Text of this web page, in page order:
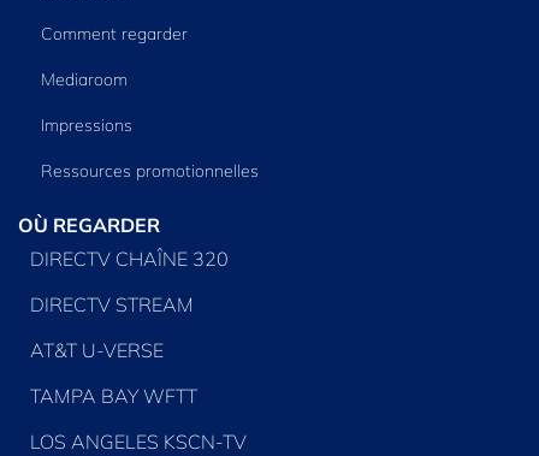
Comment regarder
Mediaroom
Impressions
Ressources promotionnelles
OÙ REGARDER
DIRECTV CHAÎNE 320
DIRECTV STREAM
AT&T U-VERSE
TAMPA BAY WFTT
LOS ANGELES KSCN-TV